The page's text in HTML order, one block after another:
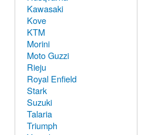
Kawasaki
Kove
KTM
Morini
Moto Guzzi
Rieju
Royal Enfield
Stark
Suzuki
Talaria
Triumph